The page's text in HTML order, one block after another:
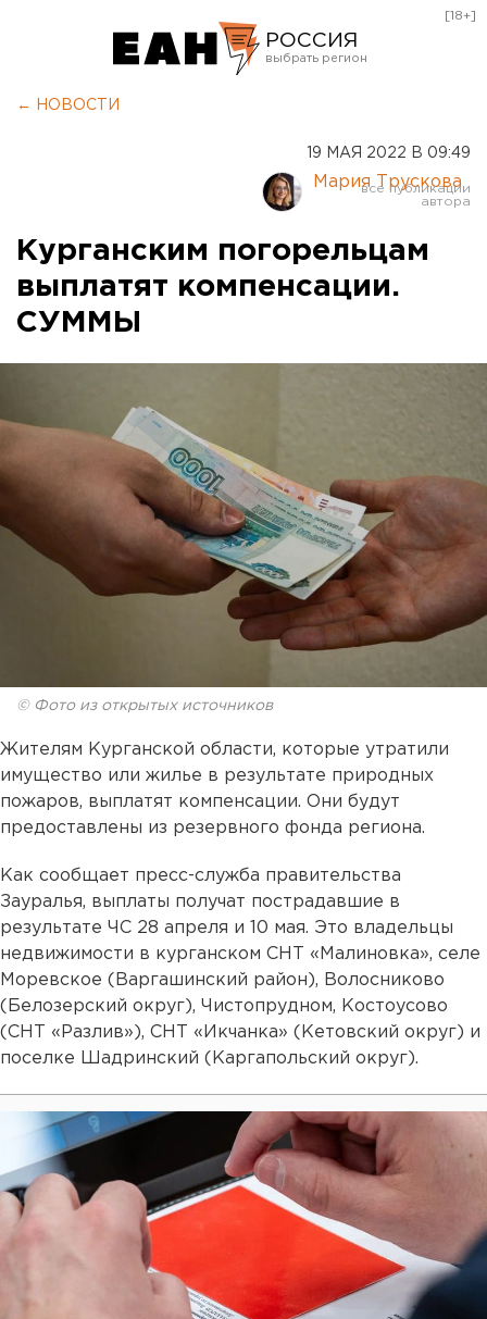
РОССИЯ
Курган
Оренбург
[18+]
← НОВОСТИ
19 МАЯ 2022 В 09:49
Мария Трускова
Курганским погорельцам
выплатят компенсации.
СУММЫ
© Фото из открытых источников
Жителям Курганской области, которые утратили
имущество или жилье в результате природных
пожаров, выплатят компенсации. Они будут
предоставлены из резервного фонда региона.
Как сообщает пресс-служба правительства
Зауралья, выплаты получат пострадавшие в
результате ЧС 28 апреля и 10 мая. Это владельцы
недвижимости в курганском СНТ «Малиновка», селе
Моревское (Варгашинский район), Волосниково
(Белозерский округ), Чистопрудном, Костоусово
(СНТ «Разлив»), СНТ «Икчанка» (Кетовский округ) и
поселке Шадринский (Каргапольский округ).